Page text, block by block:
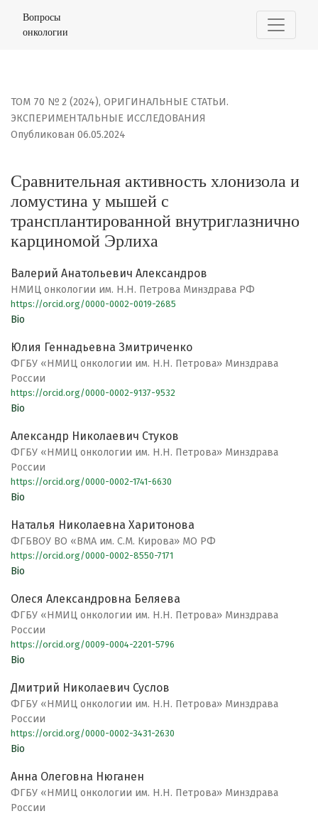
Сравнительная активность хлонизола и ломустина
Вопросы
онкологии
ТОМ 70 № 2 (2024), ОРИГИНАЛЬНЫЕ СТАТЬИ.
ЭКСПЕРИМЕНТАЛЬНЫЕ ИССЛЕДОВАНИЯ
Сравнительная активность хлонизола и
ломустина у мышей с
трансплантированной внутриглазнично
карциномой Эрлиха
Опубликован 06.05.2024
Валерий Анатольевич Александров
НМИЦ онкологии им. Н.Н. Петрова Минздрава РФ
https://orcid.org/0000-0002-0019-2685
Bio
Юлия Геннадьевна Змитриченко
ФГБУ «НМИЦ онкологии им. Н.Н. Петрова» Минздрава
России
https://orcid.org/0000-0002-9137-9532
Bio
Александр Николаевич Стуков
ФГБУ «НМИЦ онкологии им. Н.Н. Петрова» Минздрава
России
https://orcid.org/0000-0002-1741-6630
Bio
Наталья Николаевна Харитонова
ФГБВОУ ВО «ВМА им. С.М. Кирова» МО РФ
https://orcid.org/0000-0002-8550-7171
Bio
Олеся Александровна Беляева
ФГБУ «НМИЦ онкологии им. Н.Н. Петрова» Минздрава
России
https://orcid.org/0009-0004-2201-5796
Bio
Дмитрий Николаевич Суслов
ФГБУ «НМИЦ онкологии им. Н.Н. Петрова» Минздрава
России
https://orcid.org/0000-0002-3431-2630
Bio
Анна Олеговна Нюганен
ФГБУ «НМИЦ онкологии им. Н.Н. Петрова» Минздрава
России